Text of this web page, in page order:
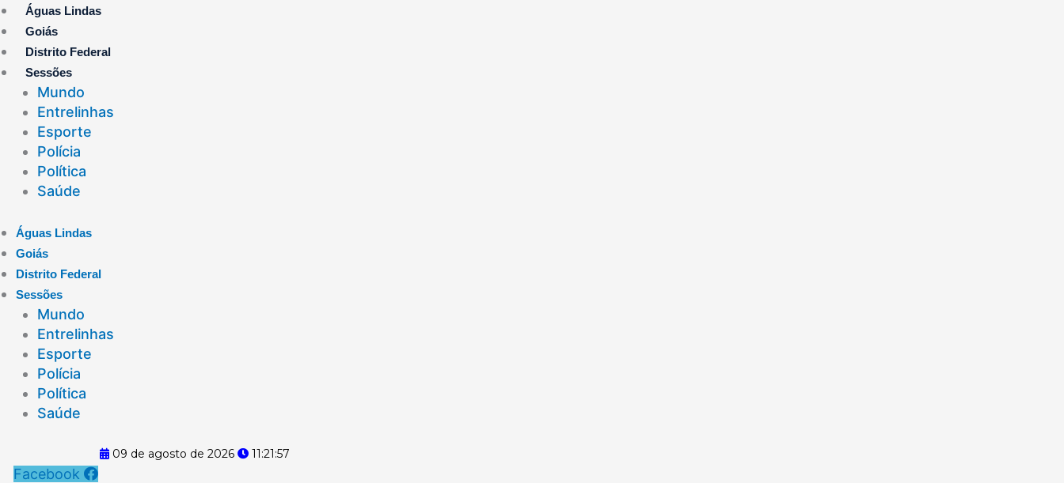
Ir
para
o
conteúdo
Águas Lindas
Goiás
Distrito Federal
Sessões
Mundo
Entrelinhas
Esporte
Polícia
Política
Saúde
Águas Lindas
Goiás
Distrito Federal
Sessões
Mundo
Entrelinhas
Esporte
Polícia
Política
Saúde
09 de agosto de 2026 11:21:58
Facebook